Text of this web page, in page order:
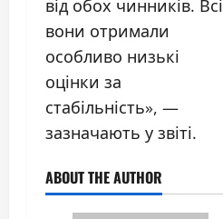
від обох чинників. Всі
вони отримали
особливо низькі
оцінки за
стабільність», —
зазначають у звіті.
ABOUT THE AUTHOR